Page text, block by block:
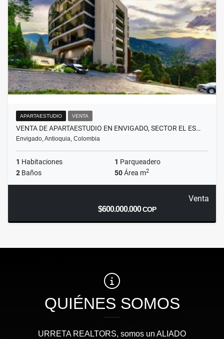
APARTAESTUDIO VENTA
VENTA DE APARTAESTUDIO EN ENVIGADO, SECTOR EL ES…
Envigado, Antioquia, Colombia
1 Habitaciones 1 Parqueadero
2 Baños 50Área m2
Venta
$600.000.000COP
QUIÉNES SOMOS
URRETA REALTORS, somos un ALIADO